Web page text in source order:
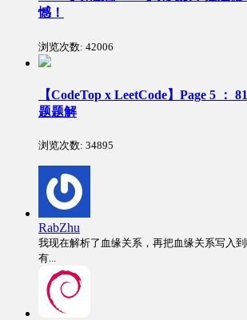
憾！
浏览次数: 42006
【CodeTop x LeetCode】Page 5 ：
题题解
浏览次数: 34895
RabZhu
我现在解析了血缘关系，再把血缘关系写入
有...